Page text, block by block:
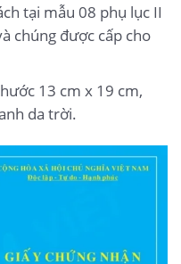
tại mẫu 08 phụ lục II
chúng được cấp cho
13 cm x 19 cm,
da trời.